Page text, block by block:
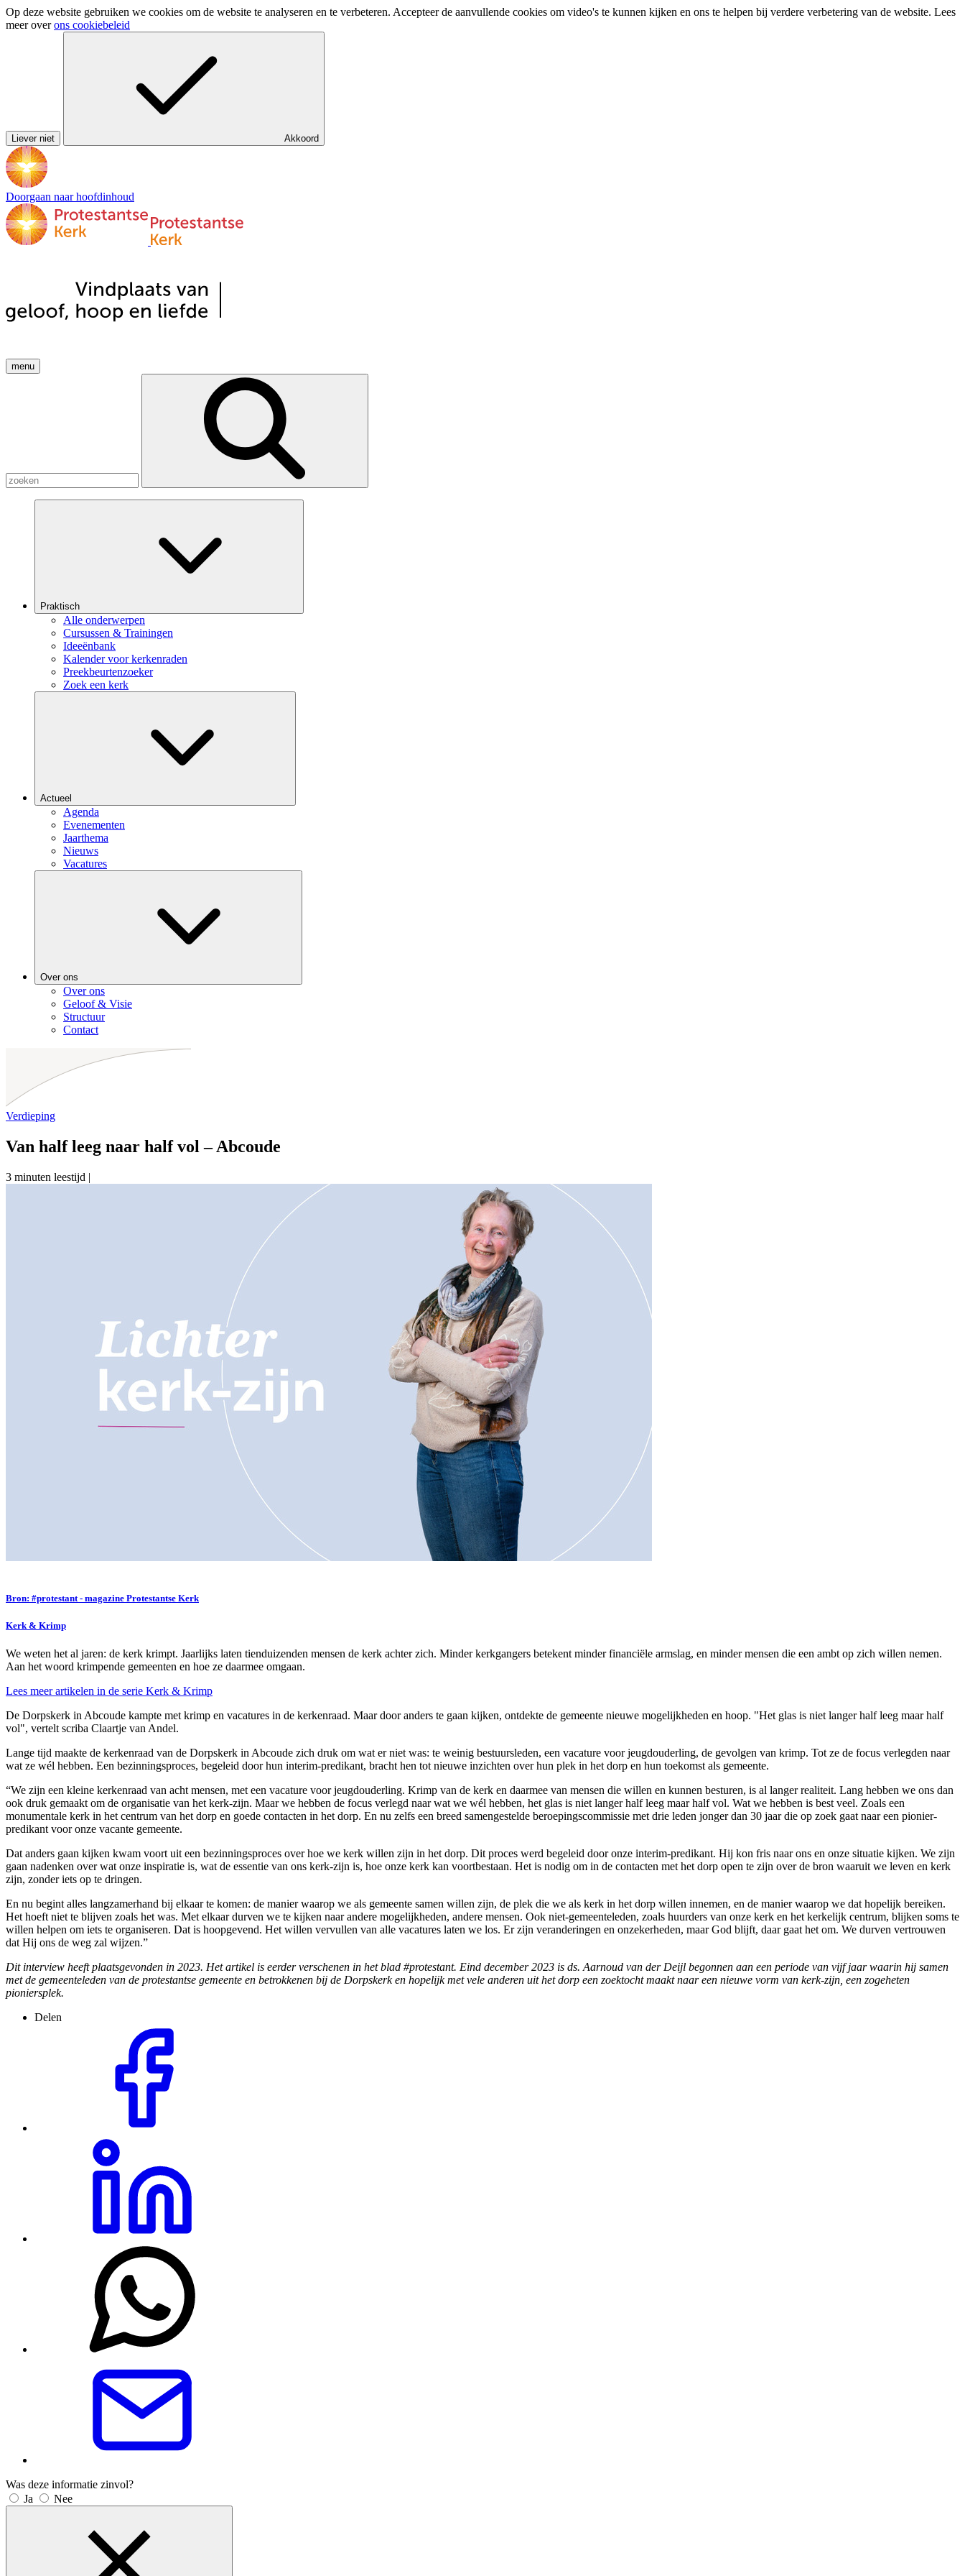
Op deze website gebruiken we cookies om de website te analyseren en te verbeteren. Accepteer de aanvullende cookies om video's te kunnen kijken en ons te helpen bij verdere verbetering van de website. Lees
meer overons cookiebeleid
Liever niet Akkoord
Doorgaan naar hoofdinhoud
menu
Praktisch
Alle onderwerpen
Cursussen & Trainingen
Ideeënbank
Kalender voor kerkenraden
Preekbeurtenzoeker
Zoek een kerk
Actueel
Agenda
Evenementen
Jaarthema
Nieuws
Vacatures
Over ons
Over ons
Geloof & Visie
Structuur
Contact
Verdieping
Van half leeg naar half vol – Abcoude
3 minuten leestijd |
Bron: #protestant - magazine Protestantse Kerk
Kerk & Krimp
We weten het al jaren: de kerk krimpt. Jaarlijks laten tienduizenden mensen de kerk achter zich. Minder kerkgangers betekent minderfinanciële armslag, en minder mensen die een ambt op zich willen nemen.
Aan het woord krimpende gemeenten en hoe ze daarmee omgaan.
Lees meer artikelen in de serie Kerk & Krimp
De Dorpskerk in Abcoude kampte met krimp en vacatures in de kerkenraad. Maar door anders te gaan kijken, ontdekte de gemeente nieuwe mogelijkheden en hoop. "Het glas is niet langer half leeg maar half
vol", vertelt scriba Claartje van Andel.
Lange tijd maakte de kerkenraad van de Dorpskerk in Abcoude zich druk om wat er niet was: te weinig bestuursleden, een vacature voor jeugdouderling, de gevolgen van krimp. Tot ze de focus verlegden naar
wat ze wél hebben. Een bezinningsproces, begeleid door hun interim-predikant, bracht hen tot nieuwe inzichten over hun plek in het dorp en hun toekomst als gemeente.
“We zijn een kleine kerkenraad van acht mensen, met een vacature voor jeugdouderling. Krimp van de kerk en daarmee van mensen die willen en kunnen besturen, is al langer realiteit. Lang hebben we ons dan
ook druk gemaakt om de organisatie van het kerk-zijn. Maar we hebben de focus verlegd naar wat we wél hebben, het glas is niet langer half leeg maar half vol. Wat we hebben is best veel. Zoals een
monumentale kerk in het centrum van het dorp en goede contacten in het dorp. En nu zelfs een breed samengestelde beroepingscommissie met drie leden jonger dan 30 jaar die op zoek gaat naar een pionier-
predikant voor onze vacante gemeente.
Dat anders gaan kijken kwam voort uit een bezinningsproces over hoe we kerk willen zijn in het dorp. Dit proces werd begeleid door onze interim-predikant. Hij kon fris naar ons en onze situatie kijken. We zijn
gaan nadenken over wat onze inspiratie is, wat de essentie van ons kerk-zijn is, hoe onze kerk kan voortbestaan. Het is nodig om in de contacten met het dorp open te zijn over de bron waaruit we leven en kerk
zijn, zonder iets op te dringen.
En nu begint alles langzamerhand bij elkaar te komen: de manier waarop we als gemeente samen willen zijn, de plek die we als kerk in het dorp willen innemen, en de manier waarop we dat hopelijk bereiken.
Het hoeft niet te blijven zoals het was. Met elkaar durven we te kijken naar andere mogelijkheden, andere mensen. Ook niet-gemeenteleden, zoals huurders van onze kerk en het kerkelijk centrum, blijken soms te
willen helpen om iets te organiseren. Dat is hoopgevend. Het willen vervullen van alle vacatures laten we los. Er zijn veranderingen en onzekerheden, maar God blijft, daar gaat het om. We durven vertrouwen
dat Hij ons de weg zal wijzen.”
Dit interview heeft plaatsgevonden in 2023. Het artikel is eerder verschenen in het blad #protestant. Eind december 2023 is ds. Aarnoud van der Deijl begonnen aan een periode van vijf jaar waarin hij samen
met de gemeenteleden van de protestantse gemeente en betrokkenen bij de Dorpskerk en hopelijk met vele anderen uit het dorp een zoektocht maakt naar een nieuwe vorm van kerk-zijn, een zogeheten
pioniersplek.
Delen
Was deze informatie zinvol?
Ja
Nee